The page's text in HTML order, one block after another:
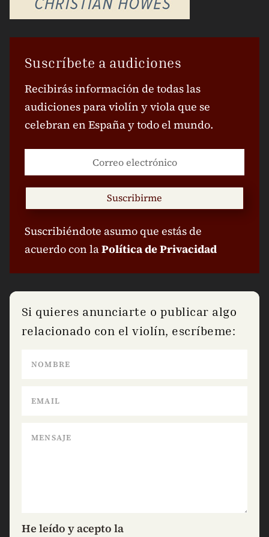
Suscríbete a audiciones
Recibirás información de todas las
audiciones para violín y viola que se
celebran en España y todo el mundo.
Suscribirme
Suscribiéndote asumo que estás de
acuerdo con laPolítica de Privacidad
Si quieres anunciarte o publicar algo
relacionado con el violín, escríbeme:
He leído y acepto la